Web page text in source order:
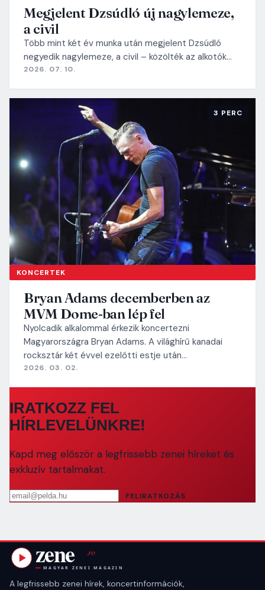
Megjelent Dzsúdló új nagylemeze,
a civil
Több mint két év munka után megjelent Dzsúdló
negyedik nagylemeze, a civil – közölték az alkotók…
2026. 07. 10.
KONCERTEK
3 PERC
Bryan Adams decemberben az
MVM Dome-ban lép fel
Nyolcadik alkalommal érkezik koncertezni
Magyarországra Bryan Adams. A világhírű kanadai
rocksztár két évvel ezelőtti estje után…
2026. 03. 02.
IRATKOZZ FEL
HÍRLEVELÜNKRE!
Kapd meg először a legfrissebb zenei híreket és
exkluzív tartalmakat.
Email cím
FELIRATKOZÁS
A legfrissebb zenei hírek, koncertinformációk,